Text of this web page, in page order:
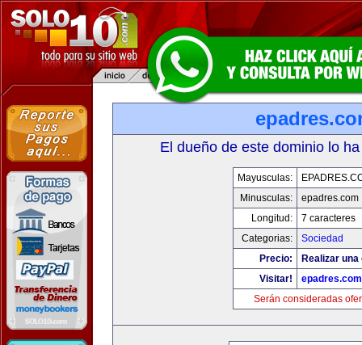
El dueño de este dominio lo
Mayusculas:
Minusculas:
epadres.com
Longitud:
7 caracteres
Categorias:
Sociedad
Precio:
Realizar
Visitar!
epadres.com
Serán consideradas